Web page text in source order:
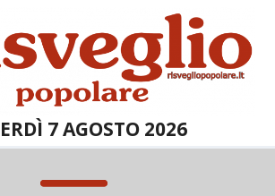
7 AGOSTO 2026